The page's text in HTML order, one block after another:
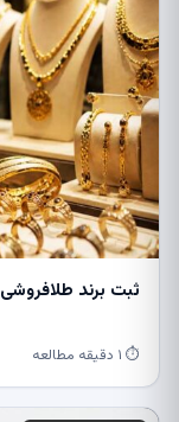
ثبت برند طلافروشی
⏱ ۱ دقیقه مطالعه